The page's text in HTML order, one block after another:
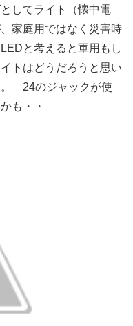
してライト（懐中電
家庭用ではなく災害時
と考えると軍用もし
トはどうだろうと思い
。 24のジャックが使
も・・